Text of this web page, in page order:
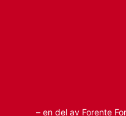
– en del av Forente